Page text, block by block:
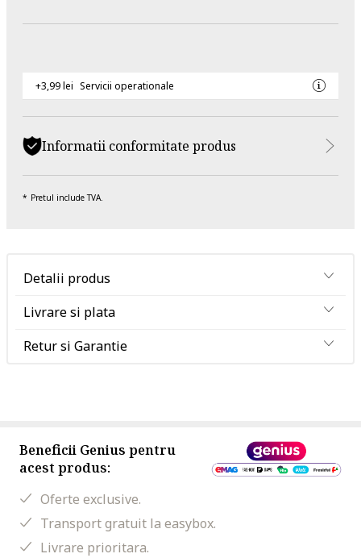
+3,99 lei Servicii operationale
Informatii conformitate produs
Pretul include TVA.
Detalii produs
Livrare si plata
Retur si Garantie
Beneficii Genius pentru
acest produs:
Oferte exclusive.
Transport gratuit la easybox.
Livrare prioritara.